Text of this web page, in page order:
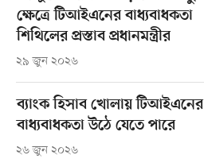
ক্ষেত্রে টিআইএনের বাধ্যবাধকতা
শিথিলের প্রস্তাব প্রধানমন্ত্রীর
২৯ জুন ২০২৬
ব্যাংক হিসাব খোলায় টিআইএনের
বাধ্যবাধকতা উঠে যেতে পারে
২৬ জুন ২০২৬